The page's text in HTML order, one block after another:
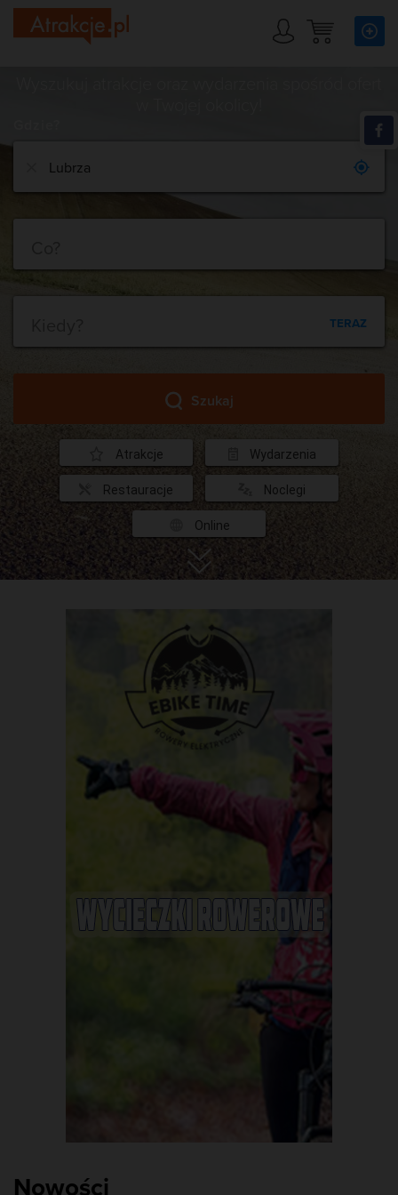
TERAZ
Szukaj
Atrakcje Wydarzenia
Restauracje Noclegi
Online
Nowości